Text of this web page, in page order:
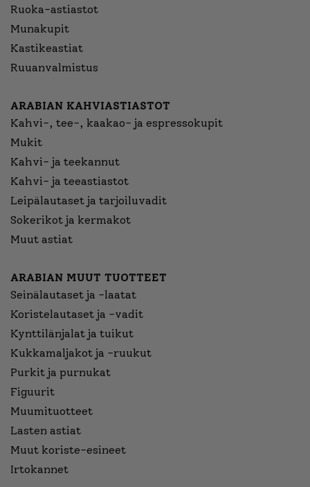
Ruoka-astiastot
Munakupit
Kastikeastiat
Ruuanvalmistus
ARABIAN KAHVIASTIASTOT
Kahvi-, tee-, kaakao- ja espressokupit
Mukit
Kahvi- ja teekannut
Kahvi- ja teeastiastot
Leipälautaset ja tarjoiluvadit
Sokerikot ja kermakot
Muut astiat
ARABIAN MUUT TUOTTEET
Seinälautaset ja -laatat
Koristelautaset ja -vadit
Kynttilänjalat ja tuikut
Kukkamaljakot ja -ruukut
Purkit ja purnukat
Figuurit
Muumituotteet
Lasten astiat
Muut koriste-esineet
Irtokannet